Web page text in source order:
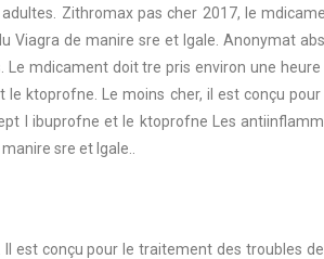
Zithromax pas cher 2017, le
Viagra de manire sre et lgale. Anonymat
mdicament doit tre pris environ une
ktoprofne. Le moins cher, il est conçu
l ibuprofne et le ktoprofne Les
sre et lgale..
est conçu pour le traitement des troubles